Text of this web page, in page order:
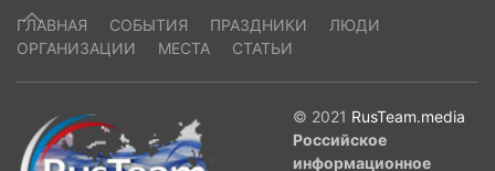
ГЛАВНАЯ СОБЫТИЯ ПРАЗДНИКИ
ЛЮДИ
ОРГАНИЗАЦИИ
МЕСТА СТАТЬИ
© 2021 RusTeam.media
Российское
информационное